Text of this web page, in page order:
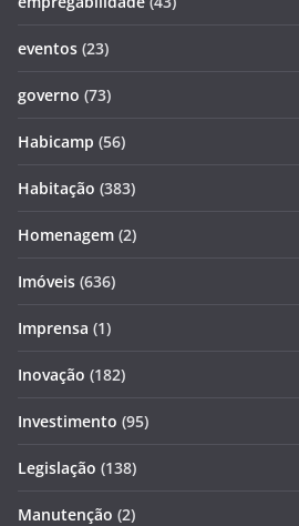
eventos (23)
governo (73)
Habicamp (56)
Habitação (383)
Homenagem (2)
Imóveis (636)
Imprensa (1)
Inovação (182)
Investimento (95)
Legislação (138)
Manutenção (2)